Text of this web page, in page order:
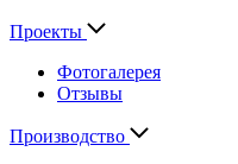
Проекты
Фотогалерея
Отзывы
Производство